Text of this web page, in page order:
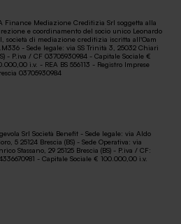
Finance Mediazione Creditizia Srl soggetta alla
e coordinamento del socio unico Leonardo
società di mediazione creditizia iscritta all'Oam
- Sede legale: via SS Trinità 3, 25032 Chiari
- P.iva / CF 03705930984 - Capitale Sociale €
i.v. - REA BS 556113 - Registro Imprese
03705930984
Srl Società Benefit - Sede legale: via Aldo
5 25124 Brescia (BS) - Sede Operativa: via
Stassano, 29 25125 Brescia (BS) - P.iva / CF:
- Capitale Sociale € 100.000,00 i.v.